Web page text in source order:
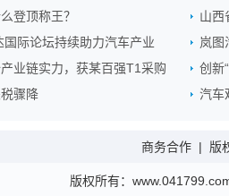
登顶称王？
山西
际论坛持续助力汽车产业
岚图
业链实力，获某百强T1采购
创新
骤降
汽车
商务合作 | 版
版权所有：